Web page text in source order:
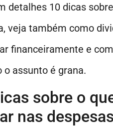
detalhes 10 dicas
veja também como
financeiramente e
o assunto é grana.
sobre o
nas